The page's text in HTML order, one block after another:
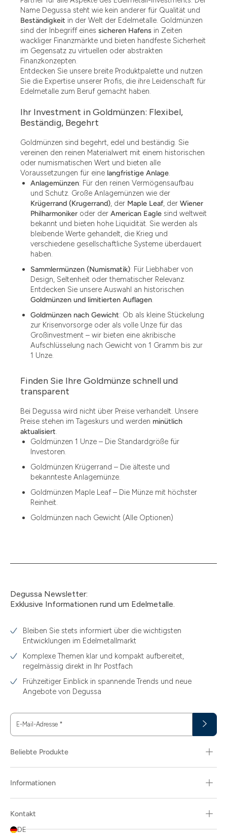
1.49
1.87
12.15
13.77
15.55
15.60
3.05
3.11
3.12
3.44
3.58
3.66
30
Name Degussa steht wie kein anderer für Qualität und
Beständigkeit in der Welt der Edelmetalle. Goldmünzen
sind der Inbegriff eines sicheren Hafens in Zeiten
wackliger Finanzmärkte und bieten handfeste Sicherheit
im Gegensatz zu virtuellen oder abstrakten
Finanzkonzepten.
Entdecken Sie unsere breite Produktpalette und nutzen
Sie die Expertise unserer Profis, die ihre Leidenschaft für
Edelmetalle zum Beruf gemacht haben.
Ihr Investment in Goldmünzen: Flexibel,
Beständig, Begehrt
Goldmünzen sind begehrt, edel und beständig. Sie
vereinen den reinen Materialwert mit einem historischen
oder numismatischen Wert und bieten alle
Voraussetzungen für eine langfristige Anlage.
Anlagemünzen: Für den reinen Vermögensaufbau
und Schutz. Große Anlagemünzen wie der
Krügerrand (Krugerrand), der Maple Leaf, der Wiener
Philharmoniker oder der American Eagle sind weltweit
bekannt und bieten hohe Liquidität. Sie werden als
bleibende Werte gehandelt, die Krieg und
verschiedene gesellschaftliche Systeme überdauert
haben.
Sammlermünzen (Numismatik): Für Liebhaber von
Design, Seltenheit oder thematischer Relevanz.
Entdecken Sie unsere Auswahl an historischen
Goldmünzen und limitierten Auflagen.
Goldmünzen nach Gewicht: Ob als kleine Stückelung
zur Krisenvorsorge oder als volle Unze für das
Großinvestment – wir bieten eine akribische
Aufschlüsselung nach Gewicht von 1 Gramm bis zur
1 Unze.
Finden Sie Ihre Goldmünze schnell und
transparent
Bei Degussa wird nicht über Preise verhandelt. Unsere
Preise stehen im Tageskurs und werden minütlich
aktualisiert.
Goldmünzen 1 Unze – Die Standardgröße für
Investoren.
Goldmünzen Krügerrand – Die älteste und
bekannteste Anlagemünze.
Goldmünzen Maple Leaf – Die Münze mit höchster
Reinheit.
Goldmünzen nach Gewicht (Alle Optionen)
Degussa Newsletter:
Exklusive Informationen rund um Edelmetalle.
Bleiben Sie stets informiert über die wichtigsten
Entwicklungen im Edelmetallmarkt
Komplexe Themen klar und kompakt aufbereitet,
regelmässig direkt in Ihr Postfach
Frühzeitiger Einblick in spannende Trends und neue
Angebote von Degussa
E-Mail-Adresse *
Beliebte Produkte
Informationen
Kontakt
DE